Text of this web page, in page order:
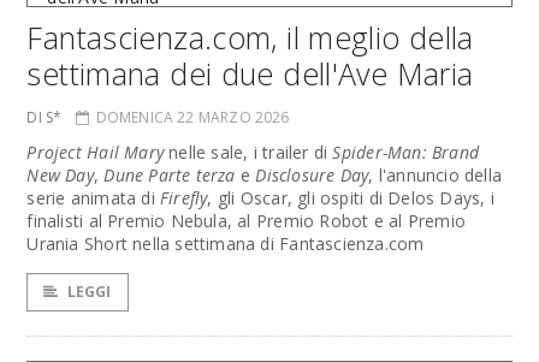
Fantascienza.com, il meglio della
settimana dei due dell'Ave Maria
DI S* DOMENICA 22 MARZO 2026
Project Hail Marynelle sale, i trailer diSpider-Man: Brand
New Day,Dune Parte terza eDisclosure Day, l'annuncio della
serie animata di Firefly, gli Oscar, gli ospiti di Delos Days, i
finalisti al Premio Nebula, al Premio Robot e al Premio
Urania Short nella settimana di Fantascienza.com
LEGGI